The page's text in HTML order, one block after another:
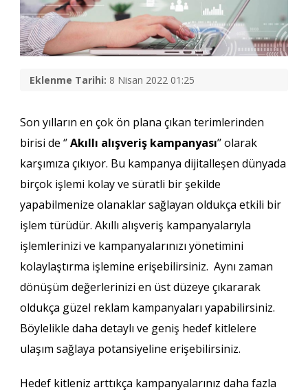
Eklenme Tarihi: 8 Nisan 2022 01:25
Son yılların en çok ön plana çıkan terimlerinden
birisi de ‘’Akıllı alışveriş kampanyası’’ olarak
karşımıza çıkıyor. Bu kampanya dijitalleşen dünyada
birçok işlemi kolay ve süratli bir şekilde
yapabilmenize olanaklar sağlayan oldukça etkili bir
işlem türüdür. Akıllı alışveriş kampanyalarıyla
işlemlerinizi ve kampanyalarınızı yönetimini
kolaylaştırma işlemine erişebilirsiniz. Aynı zaman
dönüşüm değerlerinizi en üst düzeye çıkararak
oldukça güzel reklam kampanyaları yapabilirsiniz.
Böylelikle daha detaylı ve geniş hedef kitlelere
ulaşım sağlaya potansiyeline erişebilirsiniz.
Hedef kitleniz arttıkça kampanyalarınız daha fazla